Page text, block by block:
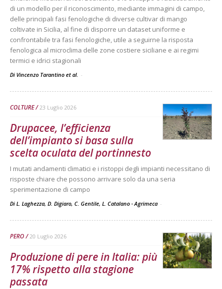
di un modello per il riconoscimento, mediante immagini di campo,
delle principali fasi fenologiche di diverse cultivar di mango
coltivate in Sicilia, al fine di disporre un dataset uniforme e
confrontabile tra fasi fenologiche, utile a seguirne la risposta
fenologica al microclima delle zone costiere siciliane e ai regimi
termici e idrici stagionali
Di Vincenzo Tarantino et al. -
COLTURE 23 Luglio 2026
Drupacee, l’efficienza
dell’impianto si basa sulla
scelta oculata del portinnesto
I mutati andamenti climatici e i ristoppi degli impianti necessitano di
risposte chiare che possono arrivare solo da una seria
sperimentazione di campo
Di L. Laghezza, D. Digiaro, C. Gentile, L. Catalano - Agrimeca -
PERO 20 Luglio 2026
Produzione di pere in Italia: più
17% rispetto alla stagione
passata